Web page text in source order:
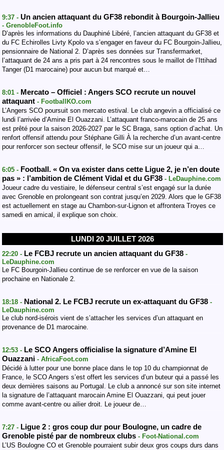
9:37 - Un ancien attaquant du GF38 rebondit à Bourgoin-Jallieu
- GrenobleFoot.info
D’après les informations du Dauphiné Libéré, l’ancien attaquant du GF38 et
du FC Echirolles Livty Kpolo va s’engager en faveur du FC Bourgoin-Jallieu,
pensionnaire de National 2. D’après ses données sur Transfermarket,
l’attaquant de 24 ans a pris part à 24 rencontres sous le maillot de l’Ittihad
Tanger (D1 marocaine) pour aucun but marqué et…
8:01 - Mercato – Officiel : Angers SCO recrute un nouvel
attaquant - FootballKO.com
L’Angers SCO poursuit son mercato estival. Le club angevin a officialisé ce
lundi l’arrivée d’Amine El Ouazzani. L’attaquant franco-marocain de 25 ans
est prêté pour la saison 2026-2027 par le SC Braga, sans option d’achat. Un
renfort offensif attendu pour Stéphane Gilli À la recherche d’un avant-centre
pour renforcer son secteur offensif, le SCO mise sur un joueur qui a…
6:05 - Football. « On va exister dans cette Ligue 2, je n’en doute
pas » : l’ambition de Clément Vidal et du GF38 - LeDauphine.com
Joueur cadre du vestiaire, le défenseur central s’est engagé sur la durée
avec Grenoble en prolongeant son contrat jusqu’en 2029. Alors que le GF38
est actuellement en stage au Chambon-sur-Lignon et affrontera Troyes ce
samedi en amical, il explique son choix.
LUNDI 20 JUILLET 2026
22:20 - Le FCBJ recrute un ancien attaquant du GF38 -
LeDauphine.com
Le FC Bourgoin-Jallieu continue de se renforcer en vue de la saison
prochaine en Nationale 2.
18:18 - National 2. Le FCBJ recrute un ex-attaquant du GF38 -
LeDauphine.com
Le club nord-isérois vient de s’attacher les services d’un attaquant en
provenance de D1 marocaine.
12:53 - Le SCO Angers officialise la signature d’Amine El
Ouazzani - AfricaFoot.com
Décidé à lutter pour une bonne place dans le top 10 du championnat de
France, le SCO Angers s’est offert les services d’un buteur qui a passé les
deux dernières saisons au Portugal. Le club a annoncé sur son site internet
la signature de l’attaquant marocain Amine El Ouazzani, qui peut jouer
comme avant-centre ou ailier droit. Le joueur de…
7:27 - Ligue 2 : gros coup dur pour Boulogne, un cadre de
Grenoble pisté par de nombreux clubs - Foot-National.com
L’US Boulogne CO et Grenoble pourraient subir deux gros coups durs dans